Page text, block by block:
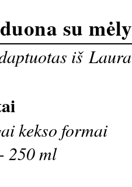
su
iš
kekso formai
250 ml